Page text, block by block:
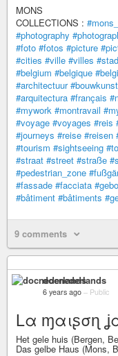
MONS
COLLECTIONS :
#photography
#foto #fotos #picture
#cities #ville #villes #stad
#belgium #belgique
#architectuur #bouwkunst
#arquitectura #français
#mywork #montravail
#voyage #voyages #reis
#journeys #reise #reisen
#tourism #sightseeing
#straat #street #straße
#pedestrian_zone
#fassade #facciata
#bâtiment #bâtiments
9 comments
docnederlands
6 years ago – Public
Lα ɱαιʂσɳ
Het gele huis (Bergen,
Das gelbe Haus (Mons,